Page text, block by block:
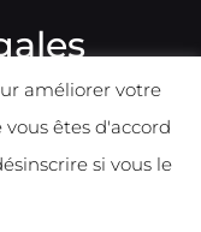
améliorer votre
êtes d'accord
si vous le